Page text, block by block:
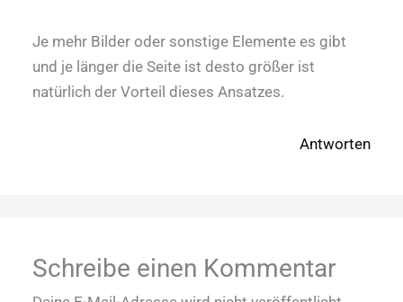
Je mehr Bilder oder sonstige Elemente es gibt
und je länger die Seite ist desto größer ist
natürlich der Vorteil dieses Ansatzes.
Antworten
Schreibe einen Kommentar